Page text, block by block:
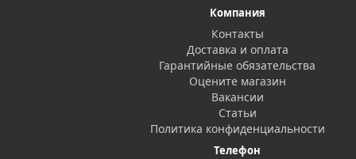
Компания
Контакты
Доставка и оплата
Гарантийные обязательства
Оцените магазин
Вакансии
Статьи
Политика конфиденциальности
Телефон